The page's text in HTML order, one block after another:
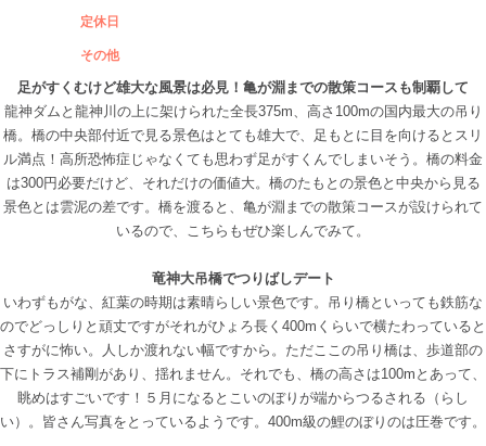
定休日
その他
足がすくむけど雄大な風景は必見！亀が淵までの散策コースも制覇して
龍神ダムと龍神川の上に架けられた全長375m、高さ100mの国内最大の吊り
橋。橋の中央部付近で見る景色はとても雄大で、足もとに目を向けるとスリ
ル満点！高所恐怖症じゃなくても思わず足がすくんでしまいそう。橋の料金
は300円必要だけど、それだけの価値大。橋のたもとの景色と中央から見る
景色とは雲泥の差です。橋を渡ると、亀が淵までの散策コースが設けられて
いるので、こちらもぜひ楽しんでみて。
竜神大吊橋でつりばしデート
いわずもがな、紅葉の時期は素晴らしい景色です。吊り橋といっても鉄筋な
のでどっしりと頑丈ですがそれがひょろ長く400mくらいで横たわっていると
さすがに怖い。人しか渡れない幅ですから。ただここの吊り橋は、歩道部の
下にトラス補剛があり、揺れません。それでも、橋の高さは100mとあって、
眺めはすごいです！５月になるとこいのぼりが端からつるされる（らし
い）。皆さん写真をとっているようです。400m級の鯉のぼりのは圧巻です。